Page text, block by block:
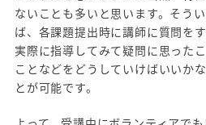
ないことも多いと思います。そう
ば、各課題提出時に講師に質問を
実際に指導してみて疑問に思った
ことなどをどうしていけばいいか
とが可能です。